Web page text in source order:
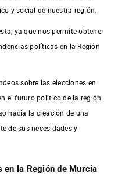
y social de nuestra región.
ya que nos permite obtener
políticas en la Región
sobre las elecciones en
el futuro político de la región.
hacia la creación de una
de sus necesidades y
en la Región de Murcia